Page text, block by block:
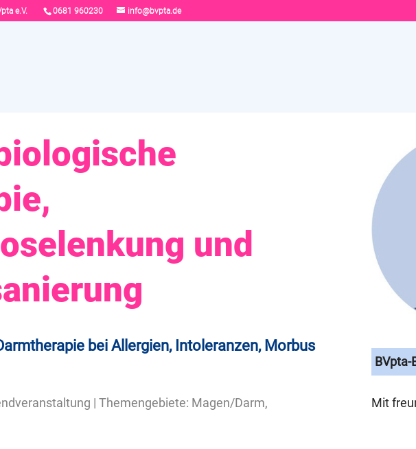
e.V. 0681 960230 info@bvpta.de
und
bei Allergien, Intoleranzen, Morbus
| Themengebiete: Magen/Darm,
BVpta-
Mit